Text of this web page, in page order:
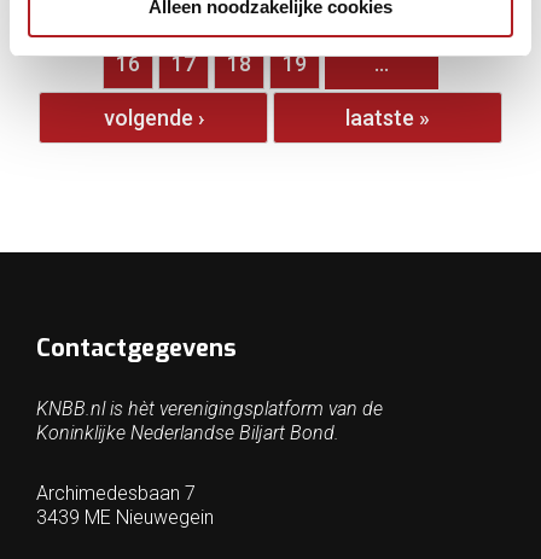
Alleen noodzakelijke cookies
11 12 13 14
16 17 18 19 …
volgende › laatste »
Contactgegevens
KNBB.nl is hèt verenigingsplatform van de
Koninklijke Nederlandse Biljart Bond.
Archimedesbaan 7
3439 ME Nieuwegein